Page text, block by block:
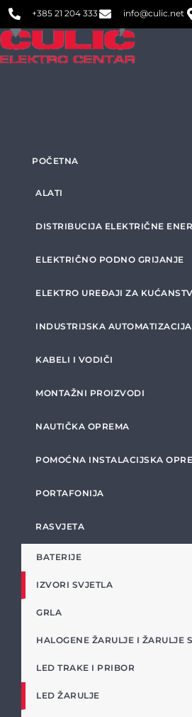
+385 21 204 333 info@culic.net
POČETNA
ALATI
DISTRIBUCIJA ELEKTRIČNE
ELEKTRIČNO PODNO GRIJANJE
ELEKTRO UREĐAJI ZA
INDUSTRIJSKA AUTOMATIZACIJA
KABELI I VODIČI
MONTAŽNI PROIZVODI
NAUTIČKA OPREMA
POMOĆNA INSTALACIJSKA
PORTAFONIJA
RASVJETA
BATERIJE
IZVORI SVJETLA
GRLA
HALOGENE ŽARULJE I ŽARULJE
LED TRAKE I PRIBOR
LED ŽARULJE